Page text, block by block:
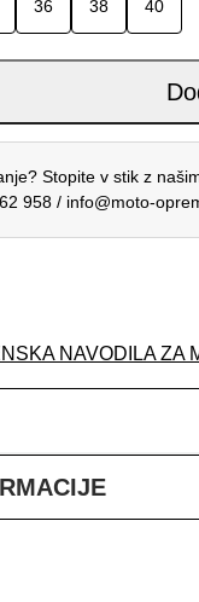
36 38 40
RACER LAHND
Stopite v stik z
958 / info@moto-
NAVODILA ZA